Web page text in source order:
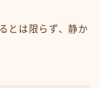
とは限らず、静か